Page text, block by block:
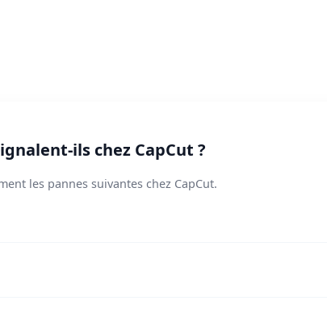
ils chez CapCut ?
les pannes suivantes chez CapCut.